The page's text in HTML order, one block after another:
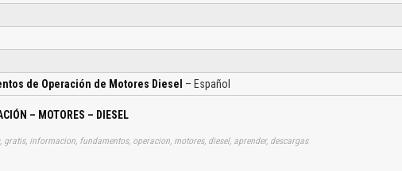
de Operación de Motores Diesel – Español
– MOTORES – DIESEL
gratis, informacion, fundamentos, operacion, motores, diesel, aprender, descargas